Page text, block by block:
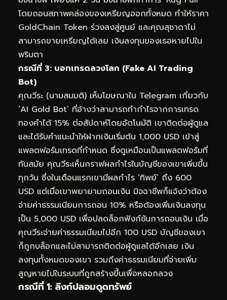
โดยถอนสภาพคล่องของเหรียญออกทั้งหมด ทำให้ราคา
GoldChain Token ร่วงลงสู่ศูนย์ และคุณสุชาดาไม่
สามารถขายเหรียญได้เลย เงินลงทุนของเธอหายไปใน
พริบตา
กรณีที่ 3: บอทเทรดลวงโลก (Fake AI Trading
Bot)
คุณวีระ (นามสมมติ) เห็นโฆษณาใน Telegram เกี่ยวกับ
‘AI Gold Bot’ ที่อ้างว่าสามารถทำกำไรจากการเทรด
ทองคำได้ 15% ต่อสัปดาห์โดยอัตโนมัติ เขาติดต่อผู้ดูแล
และได้รับคำแนะนำให้ฝากเงินเริ่มต้น 1,000 USD เข้าสู่
แพลตฟอร์มเทรดที่กำหนด ซึ่งดูเหมือนเป็นแพลตฟอร์มที่
ทันสมัย คุณวีระเห็นกราฟผลกำไรในบัญชีของเขาเพิ่มขึ้น
ทุกวัน ซึ่งในเดือนแรกเขามีผลกำไร ‘ทิพย์’ ถึง 600
USD แต่เมื่อเขาพยายามถอนเงิน มิจฉาชีพก็แจ้งว่าต้อง
จ่ายค่าธรรมเนียมการถอน 10% หรือต้องเพิ่มเงินลงทุน
เป็น 5,000 USD เพื่อปลดล็อกฟังก์ชันการถอนเงิน เมื่อ
คุณวีระจ่ายค่าธรรมเนียมไปอีก 100 USD บัญชีของเขา
ก็ถูกบล็อกและไม่สามารถติดต่อผู้ดูแลได้อีกเลย เงิน
ลงทุนทั้งหมดของเขา รวมถึงค่าธรรมเนียมที่จ่ายเพิ่ม
สูญหายไปในระบบที่ถูกสร้างขึ้นเพื่อหลอกลวง
กรณีที่ 1: ลิงก์ปลอมดูดทรัพย์